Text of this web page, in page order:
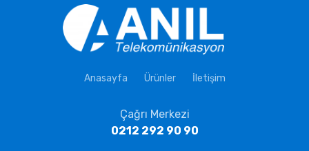
Anasayfa Ürünler İletişim
Çağrı Merkezi
0212 292 90 90